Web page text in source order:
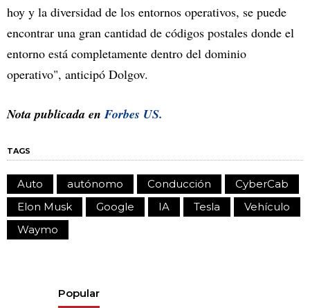
hoy y la diversidad de los entornos operativos, se puede
encontrar una gran cantidad de códigos postales donde el
entorno está completamente dentro del dominio
operativo", anticipó Dolgov.
Nota publicada enForbes US.
TAGS
Auto autónomo Conducción
CyberCab
Elon Musk
Google IA Tesla
Vehículo
Waymo
Popular